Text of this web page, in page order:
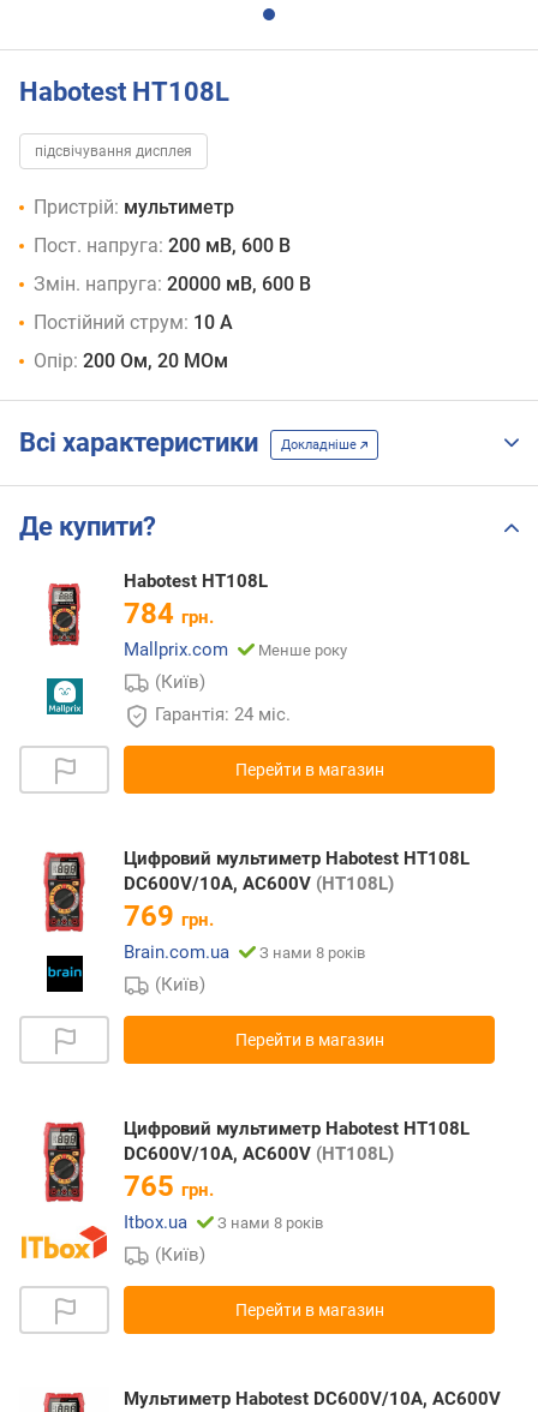
Habotest HT108L
підсвічування дисплея
Пристрій: мультиметр
Пост. напруга: 200 мВ, 600 В
Змін. напруга: 20000 мВ, 600 В
Постійний струм: 10 А
Опір: 200 Ом, 20 МОм
Всі характеристики Докладніше
Де купити?
Habotest HT108L
784 грн.
Mallprix.com
Менше року
(Київ)
Гарантія: 24 міс.
Перейти в магазин
Цифровий мультиметр Habotest HT108L
DC600V/10A, AC600V (HT108L)
769 грн.
Brain.com.ua
З нами 8 років
(Київ)
Перейти в магазин
Цифровий мультиметр Habotest HT108L
DC600V/10A, AC600V (HT108L)
765 грн.
Itbox.ua
З нами 8 років
(Київ)
Перейти в магазин
Мультиметр Habotest DC600V/10A, AC600V